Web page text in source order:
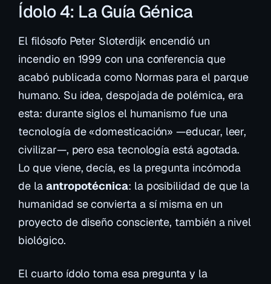
Ídolo 4: La Guía Génica
El filósofo Peter Sloterdijk encendió un
incendio en 1999 con una conferencia que
acabó publicada como Normas para el parque
humano. Su idea, despojada de polémica, era
esta: durante siglos el humanismo fue una
tecnología de «domesticación» —educar, leer,
civilizar—, pero esa tecnología está agotada.
Lo que viene, decía, es la pregunta incómoda
de la antropotécnica: la posibilidad de que la
humanidad se convierta a sí misma en un
proyecto de diseño consciente, también a nivel
biológico.
El cuarto ídolo toma esa pregunta y la